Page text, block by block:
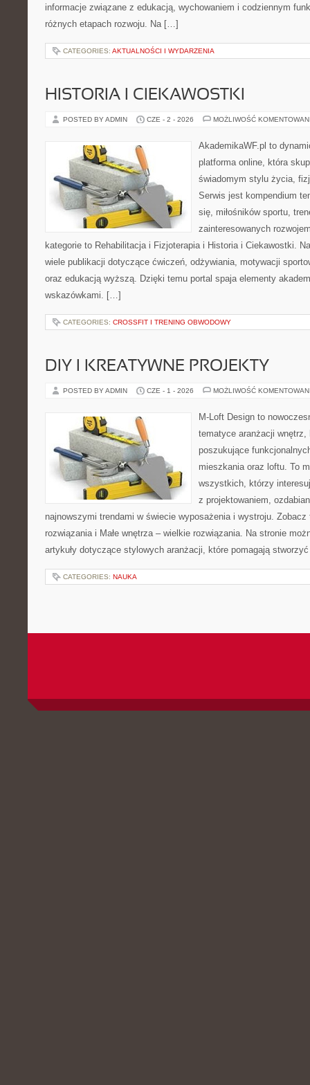
informacje związane z edukacją, wychowaniem i codziennym
różnych etapach rozwoju. Na […]
CATEGORIES: AKTUALNOŚCI I WYDARZENIA
HISTORIA I CIEKAWOSTKI
POSTED BY ADMIN CZE - 2 - 2026 MOŻLIWOŚĆ
AkademikaWF.pl to
platforma online, która
świadomym stylu życia,
Serwis jest kompendium
się, miłośników sportu,
zainteresowanych
kategorie to Rehabilitacja i Fizjoterapia i Historia i Ciekawostki.
wiele publikacji dotyczące ćwiczeń, odżywiania, motywacji
oraz edukacją wyższą. Dzięki temu portal spaja elementy
wskazówkami. […]
CATEGORIES: CROSSFIT I TRENING OBWODOWY
DIY I KREATYWNE PROJEKTY
POSTED BY ADMIN CZE - 1 - 2026 MOŻLIWOŚĆ
M-Loft Design to
tematyce aranżacji
poszukujące
mieszkania oraz loftu. To
wszystkich, którzy
z projektowaniem,
najnowszymi trendami w świecie wyposażenia i wystroju. Zobacz
rozwiązania i Małe wnętrza – wielkie rozwiązania. Na stronie
artykuły dotyczące stylowych aranżacji, które pomagają
CATEGORIES: NAUKA